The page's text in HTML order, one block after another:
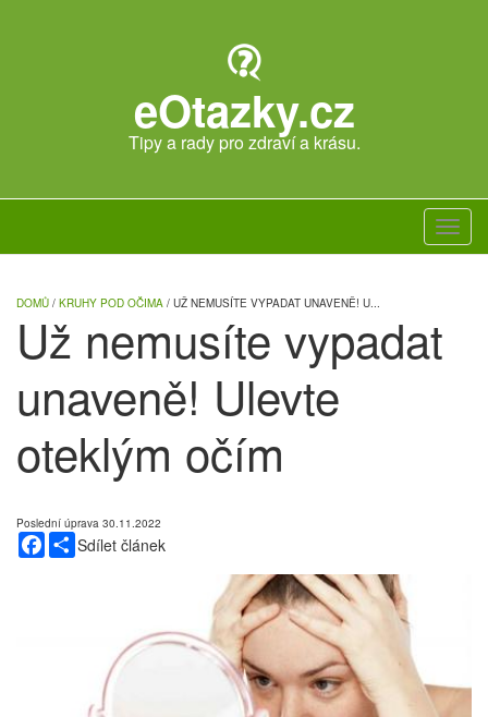
eOtazky.cz
Tipy a rady pro zdraví a krásu.
DOMŮ / KRUHY POD OČIMA / UŽ NEMUSÍTE VYPADAT UNAVENĚ! U...
Už nemusíte vypadat
unaveně! Ulevte
oteklým očím
Poslední úprava 30.11.2022
Sdílet článek
Facebook
Share